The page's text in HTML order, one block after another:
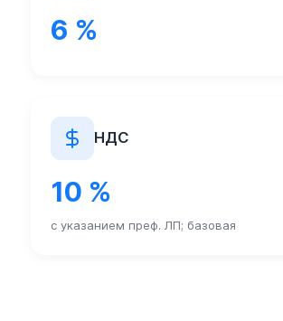
6 %
НДС
10 %
с указанием преф. ЛП; базовая